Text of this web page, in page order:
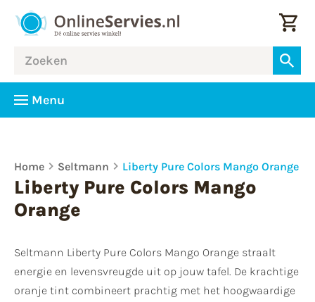
Menu
Home Seltmann Liberty Pure Colors Mango Orange
Liberty Pure Colors Mango
Orange
Seltmann Liberty Pure Colors Mango Orange straalt
energie en levensvreugde uit op jouw tafel. De krachtige
oranje tint combineert prachtig met het hoogwaardige